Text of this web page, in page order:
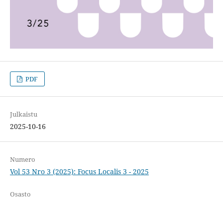
PDF
Julkaistu
2025-10-16
Numero
Vol 53 Nro 3 (2025): Focus Localis 3 - 2025
Osasto